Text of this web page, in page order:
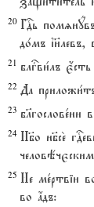
20 ГDь помzнyвъ
до1мъ ї}левъ,
21 блгcви1лъ
22 Да
23 бlгослове1ни
24 Нб7о нб7се2
25 Не ме1ртвіи
во ѓдъ: